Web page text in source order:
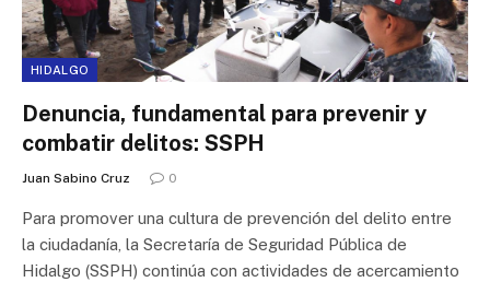
HIDALGO
Denuncia, fundamental para prevenir y
combatir delitos: SSPH
Juan Sabino Cruz 0
Para promover una cultura de prevención del delito entre
la ciudadanía, la Secretaría de Seguridad Pública de
Hidalgo (SSPH) continúa con actividades de acercamiento